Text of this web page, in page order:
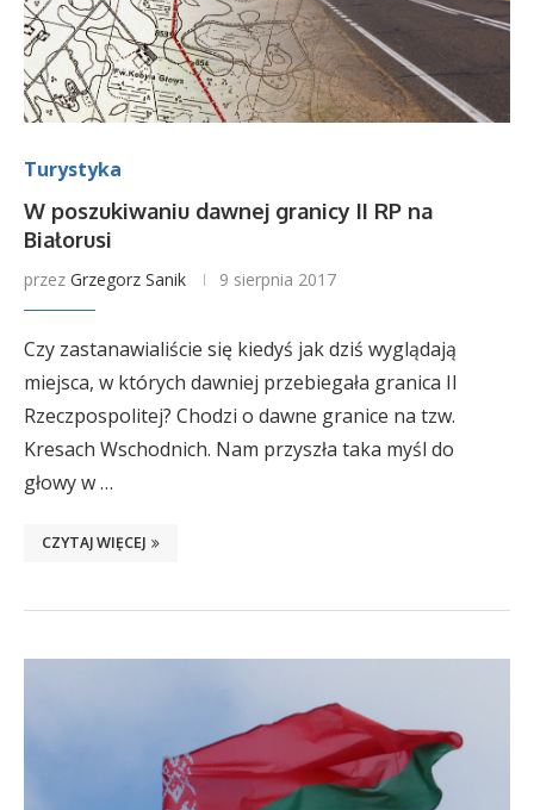
Turystyka
W poszukiwaniu dawnej granicy II RP na
Białorusi
przez Grzegorz Sanik 9 sierpnia 2017
Czy zastanawialiście się kiedyś jak dziś wyglądają
miejsca, w których dawniej przebiegała granica II
Rzeczpospolitej? Chodzi o dawne granice na tzw.
Kresach Wschodnich. Nam przyszła taka myśl do
głowy w …
CZYTAJ WIĘCEJ